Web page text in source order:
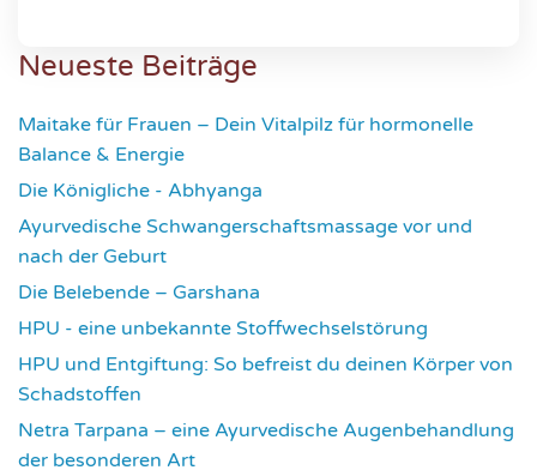
Neueste Beiträge
Maitake für Frauen – Dein Vitalpilz für hormonelle
Balance & Energie
Die Königliche - Abhyanga
Ayurvedische Schwangerschaftsmassage vor und
nach der Geburt
Die Belebende – Garshana
HPU - eine unbekannte Stoffwechselstörung
HPU und Entgiftung: So befreist du deinen Körper von
Schadstoffen
Netra Tarpana – eine Ayurvedische Augenbehandlung
der besonderen Art